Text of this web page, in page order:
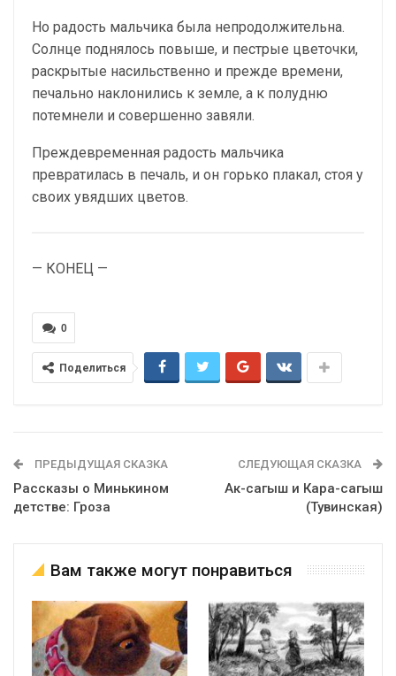
Но радость мальчика была непродолжительна.
Солнце поднялось повыше, и пестрые цветочки,
раскрытые насильственно и прежде времени,
печально наклонились к земле, а к полудню
потемнели и совершенно завяли.
Преждевременная радость мальчика
превратилась в печаль, и он горько плакал, стоя у
своих увядших цветов.
— КОНЕЦ —
0
Поделиться
ПРЕДЫДУЩАЯ СКАЗКА
Рассказы о Минькином
детстве: Гроза
СЛЕДУЮЩАЯ СКАЗКА
Ак-сагыш и Кара-сагыш
(Тувинская)
Вам также могут понравиться